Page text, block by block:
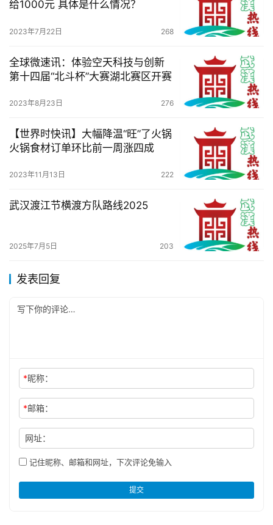
给1000元 具体是什么情况？
2023年7月22日 268
全球微速讯：体验空天科技与创新
第十四届“北斗杯”大赛湖北赛区开赛
2023年8月23日 276
【世界时快讯】大幅降温“旺”了火锅
火锅食材订单环比前一周涨四成
2023年11月13日 222
武汉渡江节横渡方队路线2025
2025年7月5日 203
发表回复
*昵称：
*邮箱：
网址：
记住昵称、邮箱和网址，下次评论免输入
提交